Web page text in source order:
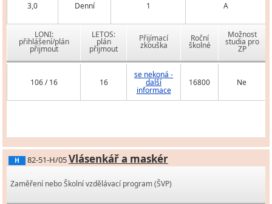
3,0 Denní 1 A
LONI:
přihlášení/plán
přijmout
LETOS:
plán
přijmout
Přijímací
zkouška
Roční
školné
Možnost
studia pro
ZP
106 / 16 16
se nekoná -
další
informace
16800 Ne
H 82-51-H/05Vlásenkář a maskér
Zaměření nebo Školní vzdělávací program (ŠVP)